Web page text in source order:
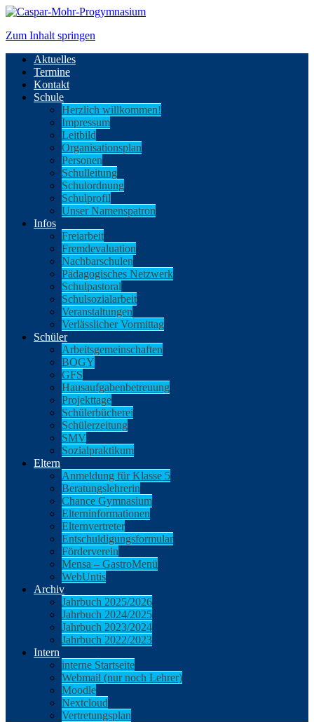
Zum Inhalt springen
Aktuelles
Termine
Kontakt
Schule
Herzlich willkommen!
Impressum
Leitbild
Organisationsplan
Personen
Schulleitung
Schulordnung
Schulprofil
Unser Namenspatron
Infos
Freiarbeit
Fremdevaluation
Nachbarschulen
Pädagogisches Netzwerk
Schulpastoral
Schulsozialarbeit
Veranstaltungen
Verlässlicher Vormittag
Schüler
Arbeitsgemeinschaften
BOGY
GFS
Hausaufgabenbetreuung
Projekttage
Schülerbücherei
Schülerzeitung
SMV
Sozialpraktikum
Eltern
Anmeldung für Klasse 5
Beratungslehrerin
Chance Gymnasium
Elterninformationen
Elternvertreter
Entschuldigungsformular
Förderverein
Mensa – GastroMenü
WebUntis
Archiv
Jahrbuch 2025/2026
Jahrbuch 2024/2025
Jahrbuch 2023/2024
Jahrbuch 2022/2023
Intern
interne Startseite
Webmail (nur noch Lehrer)
Moodle
Nextcloud
Vertretungsplan